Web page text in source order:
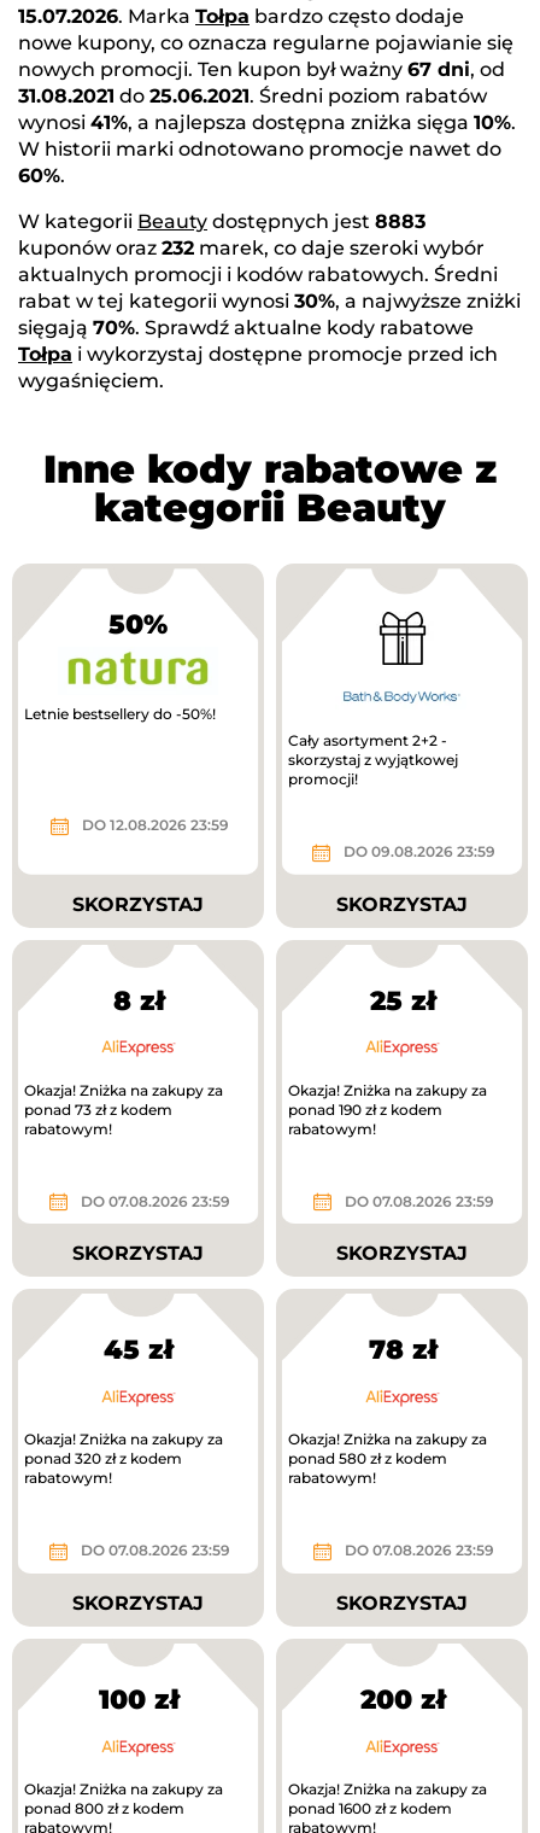
15.07.2026. Marka Tołpa bardzo często dodaje
nowe kupony, co oznacza regularne pojawianie się
nowych promocji. Ten kupon był ważny 67 dni, od
31.08.2021 do 25.06.2021. Średni poziom rabatów
wynosi 41%, a najlepsza dostępna zniżka sięga 10%.
W historii marki odnotowano promocje nawet do
60%.
W kategorii Beauty dostępnych jest 8883
kuponów oraz 232 marek, co daje szeroki wybór
aktualnych promocji i kodów rabatowych. Średni
rabat w tej kategorii wynosi 30%, a najwyższe zniżki
sięgają 70%. Sprawdź aktualne kody rabatowe
Tołpa i wykorzystaj dostępne promocje przed ich
wygaśnięciem.
Inne kody rabatowe z
kategorii Beauty
50%
Letnie bestsellery do -50%!
DO 12.08.2026 23:59
SKORZYSTAJ
Cały asortyment 2+2 -
skorzystaj z wyjątkowej
promocji!
DO 09.08.2026 23:59
SKORZYSTAJ
8 zł
Okazja! Zniżka na zakupy za
ponad 73 zł z kodem
rabatowym!
DO 07.08.2026 23:59
SKORZYSTAJ
25 zł
Okazja! Zniżka na zakupy za
ponad 190 zł z kodem
rabatowym!
DO 07.08.2026 23:59
SKORZYSTAJ
45 zł
Okazja! Zniżka na zakupy za
ponad 320 zł z kodem
rabatowym!
DO 07.08.2026 23:59
SKORZYSTAJ
78 zł
Okazja! Zniżka na zakupy za
ponad 580 zł z kodem
rabatowym!
DO 07.08.2026 23:59
SKORZYSTAJ
100 zł
Okazja! Zniżka na zakupy za
ponad 800 zł z kodem
rabatowym!
200 zł
Okazja! Zniżka na zakupy za
ponad 1600 zł z kodem
rabatowym!